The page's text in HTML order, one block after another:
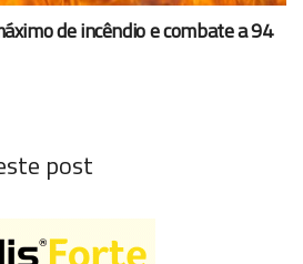
de incêndio e combate a 94
post